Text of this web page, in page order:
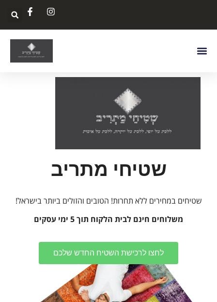
שטיחי מתריב
שטיחים במחירים ללא תחרות! הטובים והזולים ביותר בישראל!
משלוחים חינם לבית הלקוח תוך 5 ימי עסקים
לחצו לרכישת השטיח החדש שלכם